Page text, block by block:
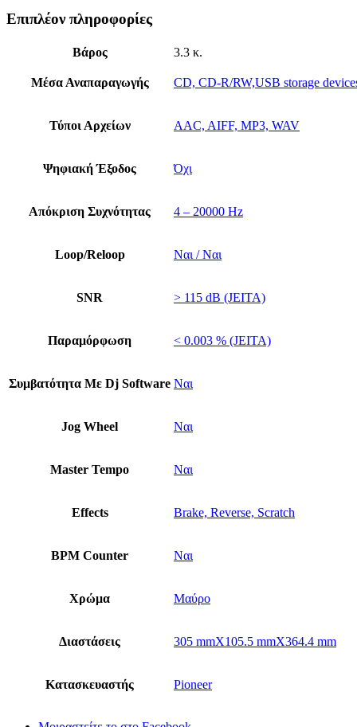
Επιπλέον πληροφορίες
Βάρος 3.3 κ.
Μέσα Αναπαραγωγής CD, CD-R/RW,USB storage
Τύποι Αρχείων AAC, AIFF, MP3, WAV
Ψηφιακή Έξοδος Όχι
Απόκριση Συχνότητας 4 – 20000 Hz
Loop/Reloop Ναι / Ναι
SNR > 115 dB (JEITA)
Παραμόρφωση < 0.003 % (JEITA)
Συμβατότητα Με Dj Software Ναι
Jog Wheel Ναι
Master Tempo Ναι
Effects Brake, Reverse, Scratch
BPM Counter Ναι
Χρώμα Μαύρο
Διαστάσεις 305 mmX105.5 mmX364.4 mm
Κατασκευαστής Pioneer